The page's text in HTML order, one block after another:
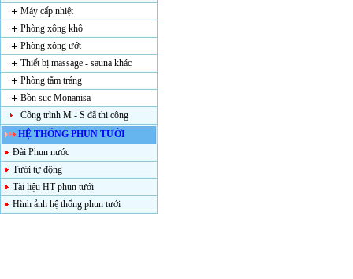
Máy cấp nhiệt
Phòng xông khô
Phòng xông ướt
Thiết bị massage - sauna khác
Phòng tắm tráng
Bồn sục Monanisa
Công trình M - S đã thi công
HỆ THỐNG PHUN TƯỚI
Đài Phun nước
Tưới tự động
Tài liệu HT phun tưới
Hình ảnh hệ thống phun tưới